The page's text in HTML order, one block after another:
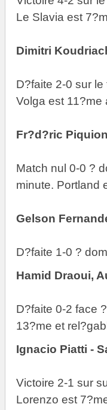
Le Slavia est
Dimitri
D?faite 2-0 sur
Volga est 11?me
Fr?d?ric
Match nul 0-0 ?
minute. Portland
Gelson
D?faite 1-0 ?
Hamid Draoui,
D?faite 0-2 face
13?me et
Ignacio Piatti -
Victoire 2-1 sur
Lorenzo est